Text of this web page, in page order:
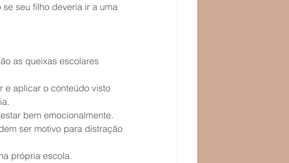
seu filho deveria ir a uma
as queixas escolares
e aplicar o conteúdo visto
bem emocionalmente.
ser motivo para distração
própria escola.